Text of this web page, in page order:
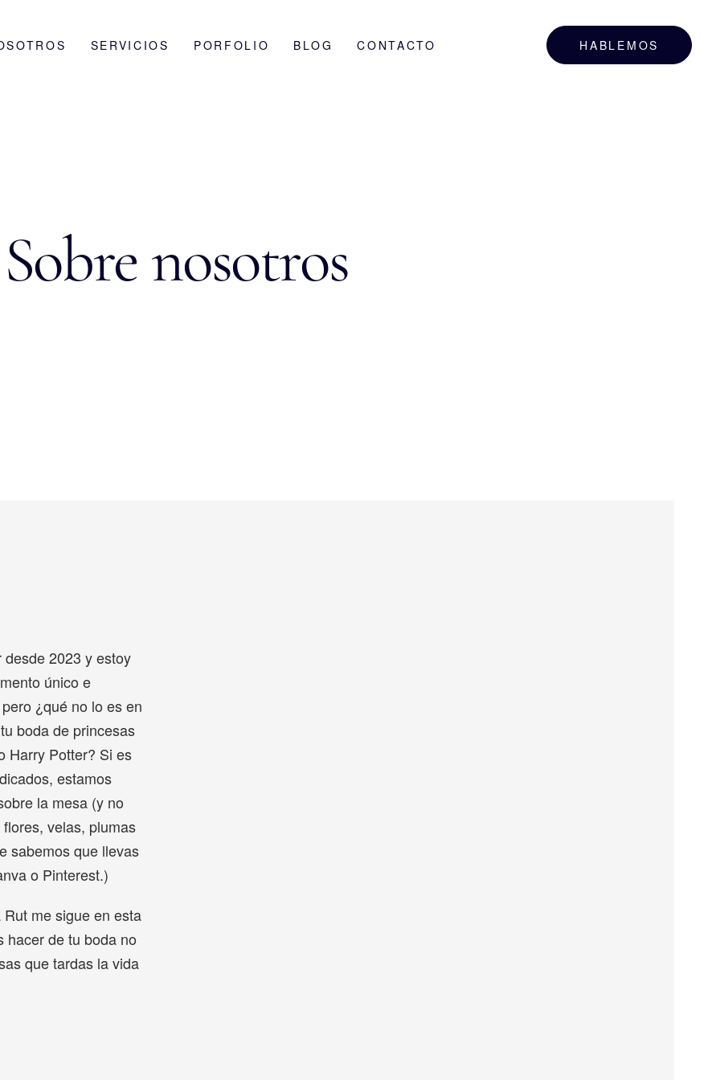
SERVICIOS PORFOLIO BLOG CONTACTO HABLEMOS
Sobre nosotros
2023 y estoy
único e
¿qué no lo es en
boda de princesas
Harry Potter? Si es
estamos
la mesa (y no
velas, plumas
sabemos que llevas
o Pinterest.)
me sigue en esta
hacer de tu boda no
que tardas la vida